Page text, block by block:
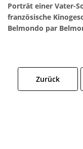
Porträt einer Vater-
französische
Belmondo par
Zurück